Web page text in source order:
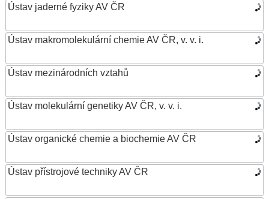
Ústav jaderné fyziky AV ČR
Ústav makromolekulární chemie AV ČR, v. v. i.
Ústav mezinárodních vztahů
Ústav molekulární genetiky AV ČR, v. v. i.
Ústav organické chemie a biochemie AV ČR
Ústav přístrojové techniky AV ČR